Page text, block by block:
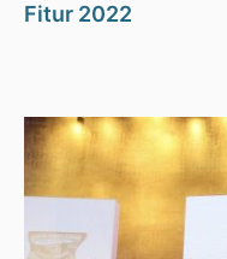
Fitur 2022